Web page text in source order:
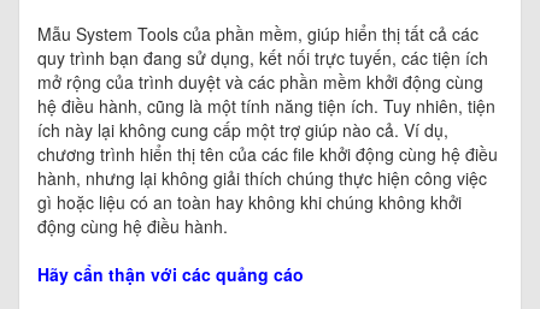
Mẫu System Tools của phần mềm, giúp hiển thị tất cả các
quy trình bạn đang sử dụng, kết nối trực tuyến, các tiện ích
mở rộng của trình duyệt và các phần mềm khởi động cùng
hệ điều hành, cũng là một tính năng tiện ích. Tuy nhiên, tiện
ích này lại không cung cấp một trợ giúp nào cả. Ví dụ,
chương trình hiển thị tên của các file khởi động cùng hệ điều
hành, nhưng lại không giải thích chúng thực hiện công việc
gì hoặc liệu có an toàn hay không khi chúng không khởi
động cùng hệ điều hành.
Hãy cẩn thận với các quảng cáo